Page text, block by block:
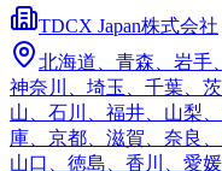
TDCX Japan株式会社
北海道、青森、岩手
神奈川、埼玉、千葉、
山、石川、福井、山梨
庫、京都、滋賀、奈良
山口、徳島、香川、愛